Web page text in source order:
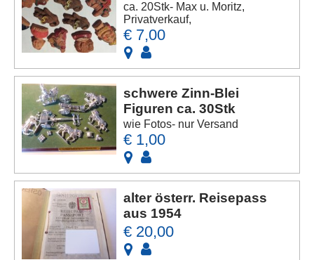
ca. 20Stk- Max u. Moritz,
Privatverkauf,
€ 7,00
schwere Zinn-Blei
Figuren ca. 30Stk
wie Fotos- nur Versand
€ 1,00
alter österr. Reisepass
aus 1954
€ 20,00